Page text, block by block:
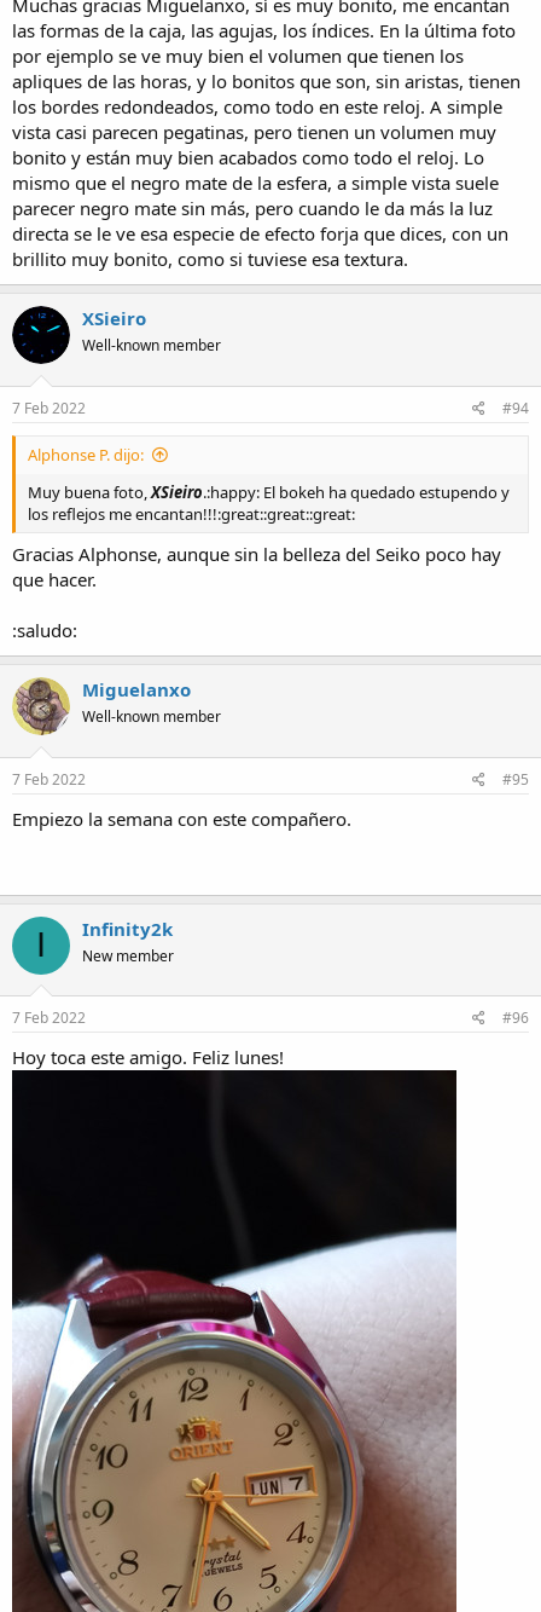
Muchas gracias Miguelanxo, sí es muy bonito, me encantan
las formas de la caja, las agujas, los índices. En la última foto
por ejemplo se ve muy bien el volumen que tienen los
apliques de las horas, y lo bonitos que son, sin aristas, tienen
los bordes redondeados, como todo en este reloj. A simple
vista casi parecen pegatinas, pero tienen un volumen muy
bonito y están muy bien acabados como todo el reloj. Lo
mismo que el negro mate de la esfera, a simple vista suele
parecer negro mate sin más, pero cuando le da más la luz
directa se le ve esa especie de efecto forja que dices, con un
brillito muy bonito, como si tuviese esa textura.
XSieiro
Well-known member
7 Feb 2022 #94
Alphonse P. dijo:
Muy buena foto,XSieiro.:happy: El bokeh ha quedado estupendo y
los reflejos me encantan!!!:great::great::great:
Gracias Alphonse, aunque sin la belleza del Seiko poco hay
que hacer.
:saludo:
Miguelanxo
Well-known member
7 Feb 2022 #95
Empiezo la semana con este compañero.
I Infinity2k
New member
7 Feb 2022 #96
Hoy toca este amigo. Feliz lunes!